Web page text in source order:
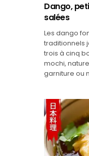
Dango,
salées
Les dango
traditionnels
trois à cinq
mochi,
garniture ou